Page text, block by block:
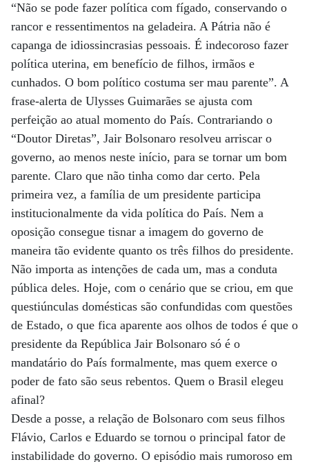
“Não se pode fazer política com fígado, conservando o
rancor e ressentimentos na geladeira. A Pátria não é
capanga de idiossincrasias pessoais. É indecoroso fazer
política uterina, em benefício de filhos, irmãos e
cunhados. O bom político costuma ser mau parente”. A
frase-alerta de Ulysses Guimarães se ajusta com
perfeição ao atual momento do País. Contrariando o
“Doutor Diretas”, Jair Bolsonaro resolveu arriscar o
governo, ao menos neste início, para se tornar um bom
parente. Claro que não tinha como dar certo. Pela
primeira vez, a família de um presidente participa
institucionalmente da vida política do País. Nem a
oposição consegue tisnar a imagem do governo de
maneira tão evidente quanto os três filhos do presidente.
Não importa as intenções de cada um, mas a conduta
pública deles. Hoje, com o cenário que se criou, em que
questiúnculas domésticas são confundidas com questões
de Estado, o que fica aparente aos olhos de todos é que o
presidente da República Jair Bolsonaro só é o
mandatário do País formalmente, mas quem exerce o
poder de fato são seus rebentos. Quem o Brasil elegeu
afinal?
Desde a posse, a relação de Bolsonaro com seus filhos
Flávio, Carlos e Eduardo se tornou o principal fator de
instabilidade do governo. O episódio mais rumoroso em